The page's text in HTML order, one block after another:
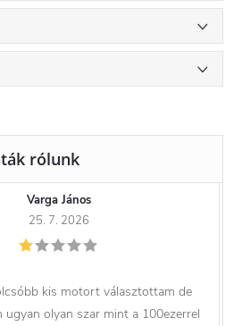
Varga János
25. 7. 2026
kis motort választottam de
olyan szar mint a 100ezerrel